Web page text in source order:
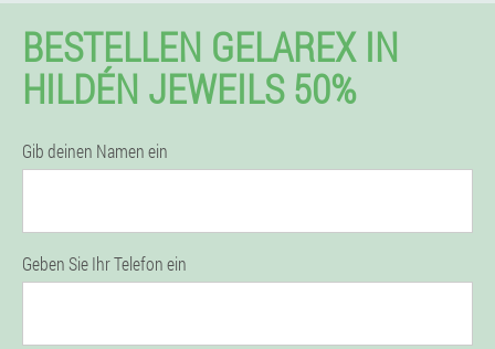
BESTELLEN GELAREX IN
HILDÉN JEWEILS 50%
Gib deinen Namen ein
Geben Sie Ihr Telefon ein